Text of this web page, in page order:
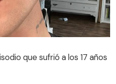
que sufrió a los 17 años